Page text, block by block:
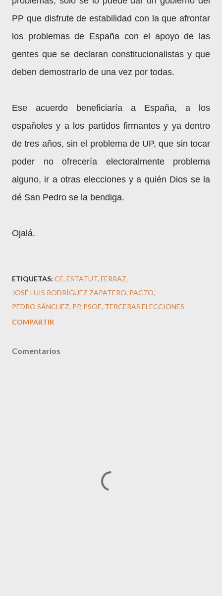
PP que disfrute de estabilidad con la que afrontar
los problemas de España con el apoyo de las
gentes que se declaran constitucionalistas y que
deben demostrarlo de una vez por todas.
Ese acuerdo beneficiaría a España, a los
españoles y a los partidos firmantes y ya dentro
de tres años, sin el problema de UP, que sin tocar
poder no ofrecería electoralmente problema
alguno, ir a otras elecciones y a quién Dios se la
dé San Pedro se la bendiga.
Ojalá.
ETIQUETAS: CE ESTATUT FERRAZ
JOSÉ LUIS RODRÍGUEZ ZAPATERO PACTO
PEDRO SÁNCHEZ PP PSOE TERCERAS ELECCIONES
COMPARTIR
Comentarios